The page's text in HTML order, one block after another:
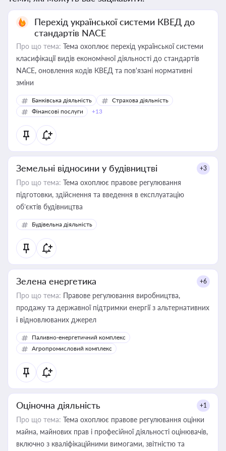
Перехід української системи КВЕД до
стандартів NACE
Про що тема: Тема охоплює перехід української системи
класифікації видів економічної діяльності до стандартів
NACE, оновлення кодів КВЕД та пов'язані нормативні
зміни
Банківська діяльність
Страхова діяльність
Фінансові послуги
+13
Земельні відносини у будівництві +3
Про що тема: Тема охоплює правове регулювання
підготовки, здійснення та введення в експлуатацію
об’єктів будівництва
Будівельна діяльність
Зелена енергетика +6
Про що тема: Правове регулювання виробництва,
продажу та державної підтримки енергії з альтернативних
і відновлюваних джерел
Паливно-енергетичний комплекс
Агропромисловий комплекс
Оціночна діяльність +1
Про що тема: Тема охоплює правове регулювання оцінки
майна, майнових прав і професійної діяльності оцінювачів,
включно з кваліфікаційними вимогами, звітністю та